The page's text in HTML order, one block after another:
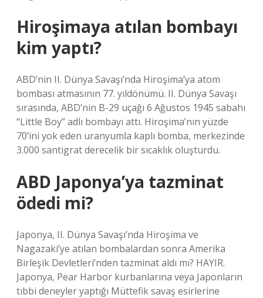
Hiroşimaya atılan bombayı
kim yaptı?
ABD’nin II. Dünya Savaşı’nda Hiroşima’ya atom
bombası atmasının 77. yıldönümü. II. Dünya Savaşı
sırasında, ABD’nin B-29 uçağı 6 Ağustos 1945 sabahı
“Little Boy” adlı bombayı attı. Hiroşima’nın yüzde
70’ini yok eden uranyumla kaplı bomba, merkezinde
3.000 santigrat derecelik bir sıcaklık oluşturdu.
ABD Japonya’ya tazminat
ödedi mi?
Japonya, II. Dünya Savaşı’nda Hiroşima ve
Nagazaki’ye atılan bombalardan sonra Amerika
Birleşik Devletleri’nden tazminat aldı mı? HAYIR.
Japonya, Pear Harbor kurbanlarına veya Japonların
tıbbi deneyler yaptığı Müttefik savaş esirlerine